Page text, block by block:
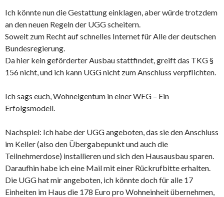
Ich könnte nun die Gestattung einklagen, aber würde trotzdem
an den neuen Regeln der UGG scheitern.
Soweit zum Recht auf schnelles Internet für Alle der deutschen
Bundesregierung.
Da hier kein geförderter Ausbau stattfindet, greift das TKG §
156 nicht, und ich kann UGG nicht zum Anschluss verpflichten.
Ich sags euch, Wohneigentum in einer WEG – Ein
Erfolgsmodell.
Nachspiel: Ich habe der UGG angeboten, das sie den Anschluss
im Keller (also den Übergabepunkt und auch die
Teilnehmerdose) installieren und sich den Hausausbau sparen.
Daraufhin habe ich eine Mail mit einer Rückrufbitte erhalten.
Die UGG hat mir angeboten, ich könnte doch für alle 17
Einheiten im Haus die 178 Euro pro Wohneinheit übernehmen,